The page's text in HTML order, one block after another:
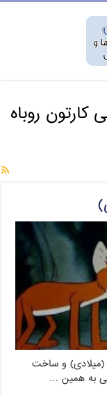
کارتون روباه
ووک، روباه کوچک یک پویانمایی محصول ۱۹۸۱ (میلادی) و ساخت
به همین …